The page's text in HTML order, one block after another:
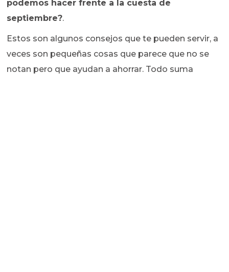
podemos hacer frente a la cuesta de
septiembre?.
Estos son algunos consejos que te pueden servir, a
veces son pequeñas cosas que parece que no se
notan pero que ayudan a ahorrar. Todo suma